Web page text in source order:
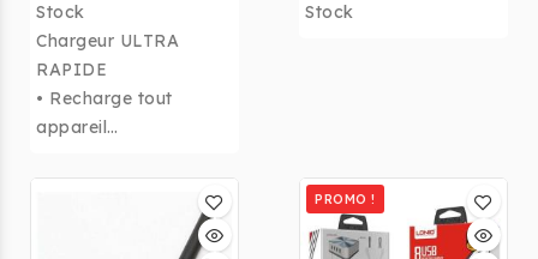
Stock
Chargeur ULTRA
RAPIDE
• Recharge tout
appareil
Port USB 3.0Charge
Stock
PROMO !